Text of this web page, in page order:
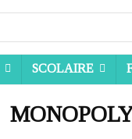
SCOLAIRE